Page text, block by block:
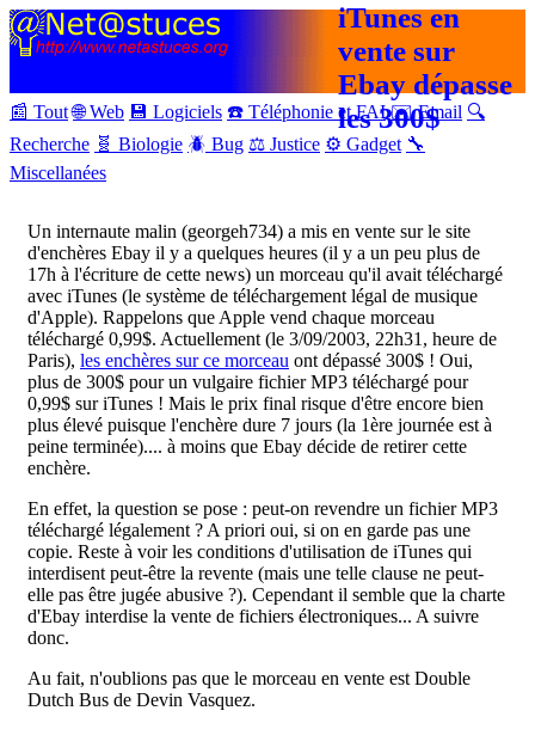
iTunes en
vente sur
Ebay dépasse
les 300$
📰 Tout 🌐 Web 💾 Logiciels ☎️ Téléphonie et FAI ✉️ Email 🔍
Recherche 🧬 Biologie 🪲 Bug ⚖️ Justice ⚙️ Gadget 🔧
Miscellanées
Un internaute malin (georgeh734) a mis en vente sur le site
d'enchères Ebay il y a quelques heures (il y a un peu plus de
17h à l'écriture de cette news) un morceau qu'il avait téléchargé
avec iTunes (le système de téléchargement légal de musique
d'Apple). Rappelons que Apple vend chaque morceau
téléchargé 0,99$. Actuellement (le 3/09/2003, 22h31, heure de
Paris), les enchères sur ce morceau ont dépassé 300$ ! Oui,
plus de 300$ pour un vulgaire fichier MP3 téléchargé pour
0,99$ sur iTunes ! Mais le prix final risque d'être encore bien
plus élevé puisque l'enchère dure 7 jours (la 1ère journée est à
peine terminée).... à moins que Ebay décide de retirer cette
enchère.
En effet, la question se pose : peut-on revendre un fichier MP3
téléchargé légalement ? A priori oui, si on en garde pas une
copie. Reste à voir les conditions d'utilisation de iTunes qui
interdisent peut-être la revente (mais une telle clause ne peut-
elle pas être jugée abusive ?). Cependant il semble que la charte
d'Ebay interdise la vente de fichiers électroniques... A suivre
donc.
Au fait, n'oublions pas que le morceau en vente est Double
Dutch Bus de Devin Vasquez.